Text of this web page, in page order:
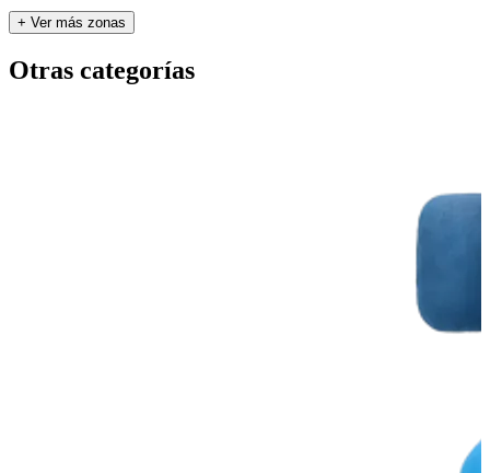
+ Ver más zonas
Otras categorías